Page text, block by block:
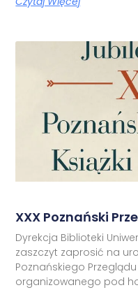
XXX Poznański
Dyrekcja Biblioteki
zaszczyt zaprosić na
Poznańskiego Przeglądu
organizowanego pod